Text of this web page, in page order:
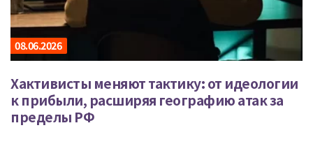
08.06.2026
Хактивисты меняют тактику: от идеологии
к прибыли, расширяя географию атак за
пределы РФ